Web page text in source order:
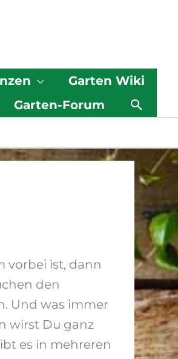
Garten Wiki
Garten-Forum
vorbei ist, dann
den
Und was immer
wirst Du ganz
es in mehreren